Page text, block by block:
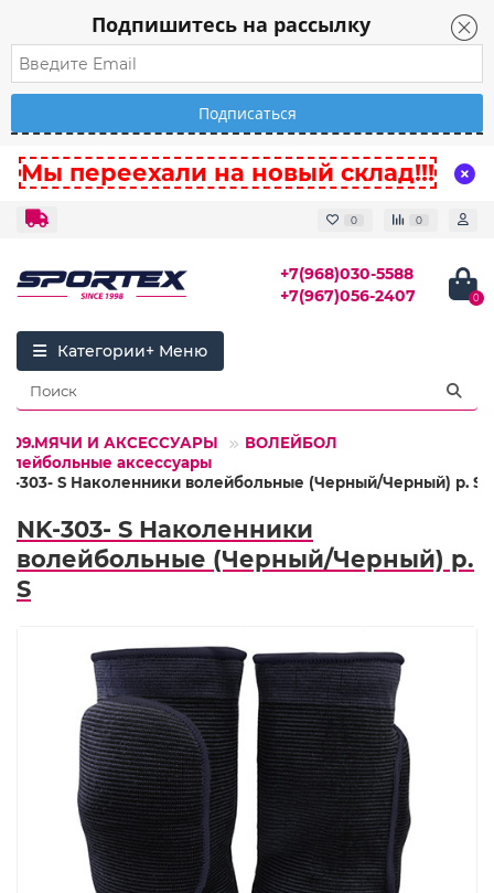
Подпишитесь на рассылку
Мы переехали на новый склад!!!
0 0
+7(968)030-5588
+7(967)056-2407
0
Категории
09.МЯЧИ И АКСЕССУАРЫ
ВОЛЕЙБОЛ
аксессуары
303- S Наколенники волейбольные (Черный/Черный) р. S
NK-303- S Наколенники
волейбольные (Черный/Черный) р.
S